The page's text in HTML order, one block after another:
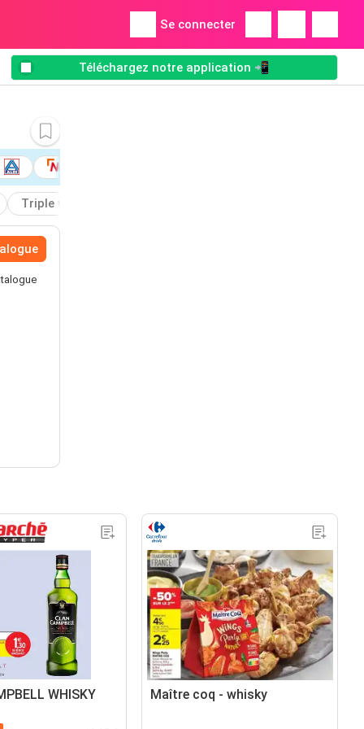
Se connecter
Téléchargez notre application 📲
Triple wood
WHISKY Maître coq - whisky